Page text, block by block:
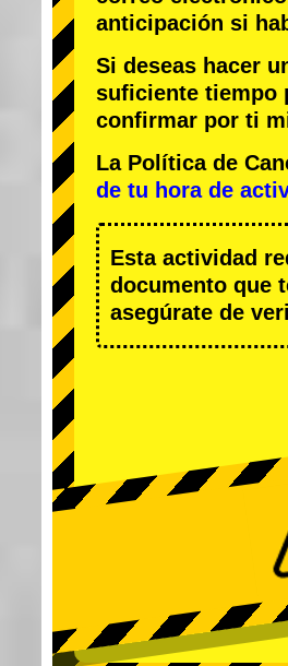
anticipación si
Si deseas hacer
suficiente tiempo
confirmar por ti
La Política de
de tu hora de
Esta actividad
documento que
asegúrate de